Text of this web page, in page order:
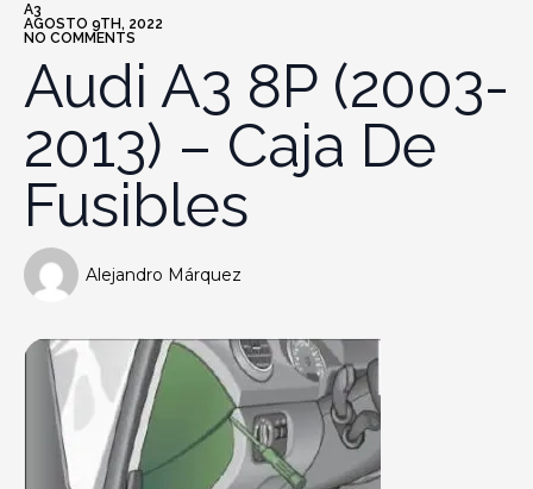
A3
AGOSTO 9TH, 2022
NO COMMENTS
Audi A3 8P (2003-
2013) – Caja De
Fusibles
Alejandro Márquez